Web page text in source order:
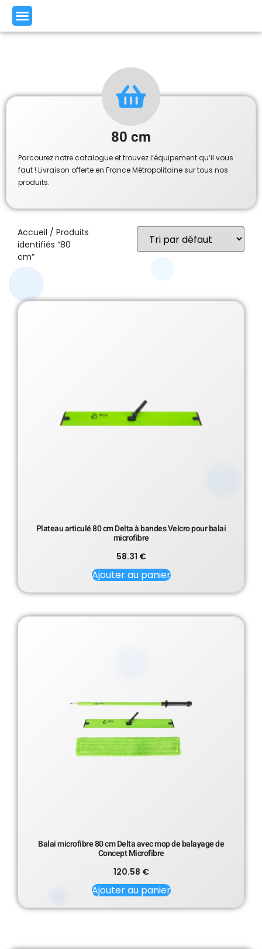
80 cm
Parcourez notre catalogue et trouvez l’équipement qu’il vous
faut ! Livraison offerte en France Métropolitaine sur tous nos
produits.
Accueil / Produits
identifiés “80
cm”
Plateau articulé 80 cm Delta à bandes Velcro pour balai
microfibre
58.31 €
Ajouter au panier
Balai microfibre 80 cm Delta avec mop de balayage de
Concept Microfibre
120.58 €
Ajouter au panier